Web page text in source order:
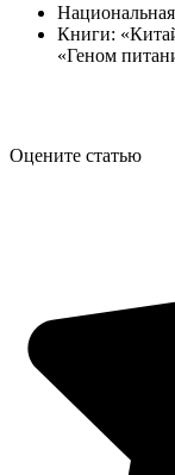
Книги:
«Геном
Оцените статью